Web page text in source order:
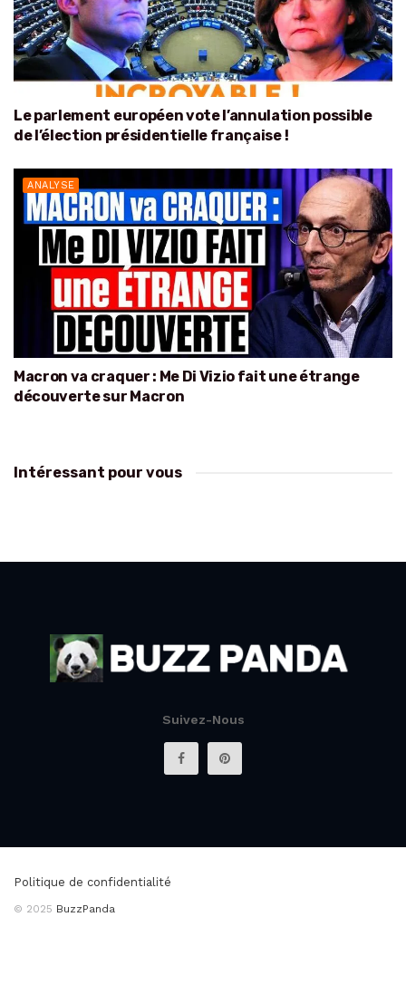
Le parlement européen vote l’annulation possible
de l’élection présidentielle française !
ANALYSE
Macron va craquer : Me Di Vizio fait une étrange
découverte sur Macron
Intéressant pour vous
Suivez-Nous
Politique de confidentialité
© 2025 BuzzPanda